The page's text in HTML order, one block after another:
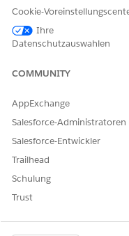
KONNTEN SIE IHR
Cookie-
Ihre
Datenschutzauswahlen
COMMUNITY
AppExchange
Salesforce-Administratoren
Salesforce-Entwickler
Trailhead
Schulung
Trust